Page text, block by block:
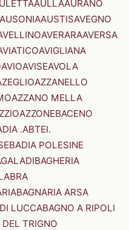
AULLAAURANO
AUSONIAAUSTISAVEGNO
AVERARAAVERSA
AVIGLIANA
AVIOAVISEAVOLA
AZZANELLO
AZZANO MELLA
AZZONEBACENO
.ABTEI.
BADIA POLESINE
BAGHERIA
BAGNARIA ARSA
LUCCABAGNO A RIPOLI
TRIGNO